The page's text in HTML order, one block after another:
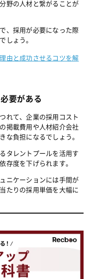
野の人材と繋がることが
、採用が必要になった際
しょう。
由と成功させるコツを解
要がある
れて、企業の採用コスト
掲載費用や人材紹介会社
な負担になるでしょう。
タレントプールを活用す
存度を下げられます。
ニケーションには手間が
たりの採用単価を大幅に